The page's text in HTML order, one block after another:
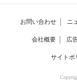
お問い合わせ ニ
会社概要 広
サイトポ